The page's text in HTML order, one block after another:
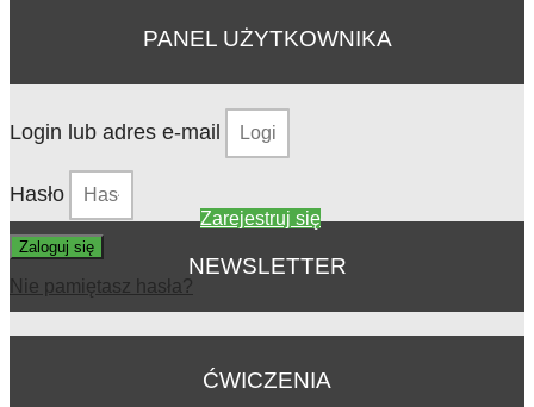
PANEL UŻYTKOWNIKA
Login lub adres e-mail
Hasło
Zaloguj się
Nie pamiętasz hasła?
Zarejestruj się
NEWSLETTER
ĆWICZENIA